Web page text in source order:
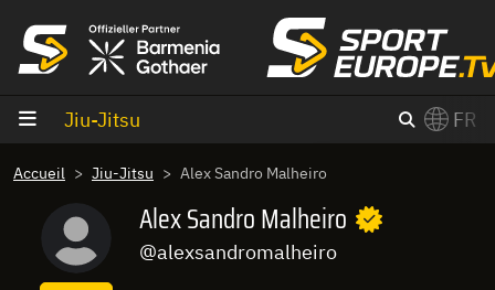
Jiu-Jitsu FR
Switch to English?
Accueil Jiu-Jitsu Alex Sandro Malheiro
Alex Sandro Malheiro
@alexsandromalheiro